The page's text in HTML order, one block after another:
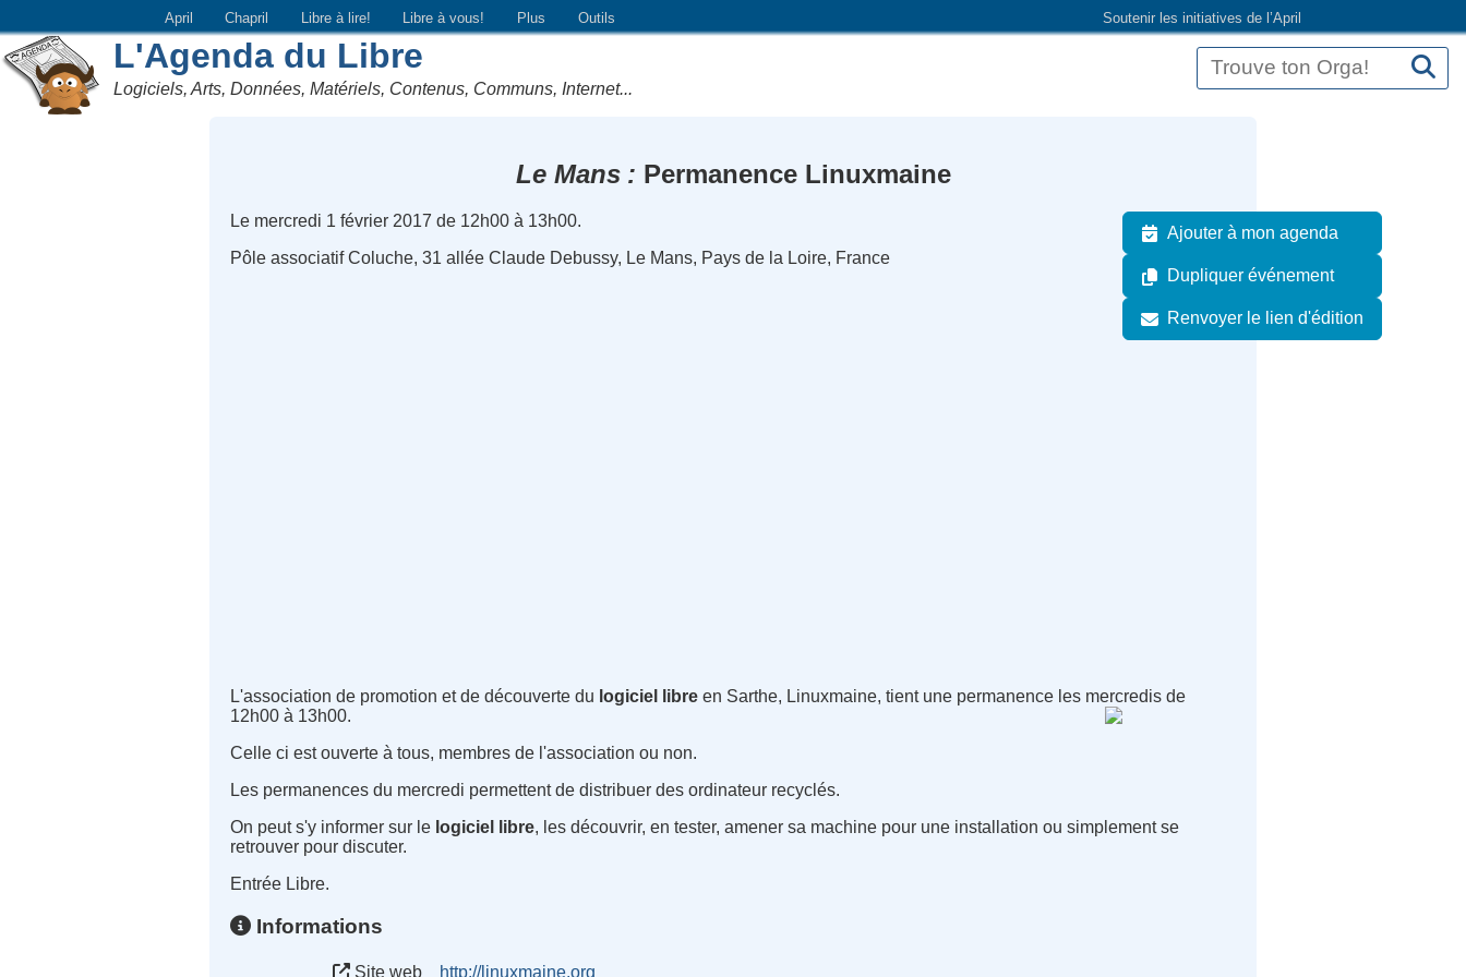
Soutenir les initiatives de l’April
April Chapril Libre à lire! Libre à vous! Plus Outils
L'Agenda du Libre
Logiciels, Arts, Données, Matériels, Contenus, Communs, Internet...
Le Mans Permanence Linuxmaine
Ajouter à mon agenda
Dupliquer événement
Renvoyer le lien d'édition
Le mercredi 1 février 2017 de 12h00 à 13h00.
Pôle associatif Coluche, 31 allée Claude Debussy, Le Mans, Pays de la Loire, France
L'association de promotion et de découverte du logiciel libre en Sarthe, Linuxmaine, tient une permanence les mercredis de
12h00 à 13h00.
Celle ci est ouverte à tous, membres de l'association ou non.
Les permanences du mercredi permettent de distribuer des ordinateur recyclés.
On peut s'y informer sur le logiciel libre, les découvrir, en tester, amener sa machine pour une installation ou simplement se
retrouver pour discuter.
Entrée Libre.
Informations
Site web http://linuxmaine.org